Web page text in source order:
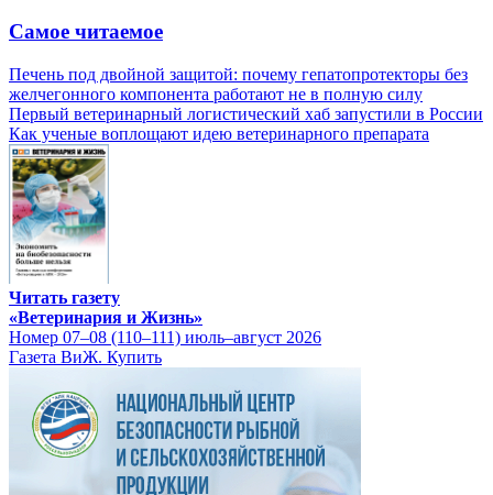
Самое читаемое
Печень под двойной защитой: почему гепатопротекторы без
желчегонного компонента работают не в полную силу
Первый ветеринарный логистический хаб запустили в России
Как ученые воплощают идею ветеринарного препарата
Читать газету
«Ветеринария и Жизнь»
Номер 07–08 (110–111) июль–август 2026
Газета ВиЖ. Купить